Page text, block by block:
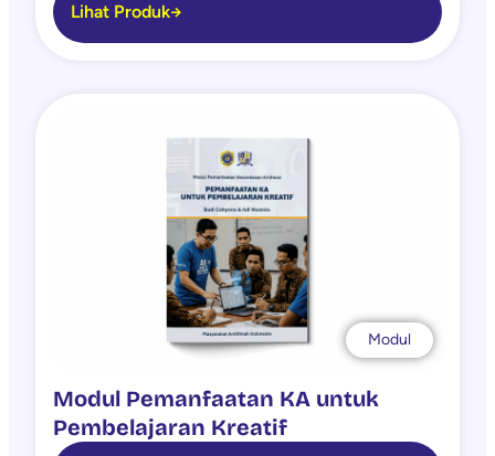
Lihat Produk
Modul
Modul Pemanfaatan KA untuk
Pembelajaran Kreatif